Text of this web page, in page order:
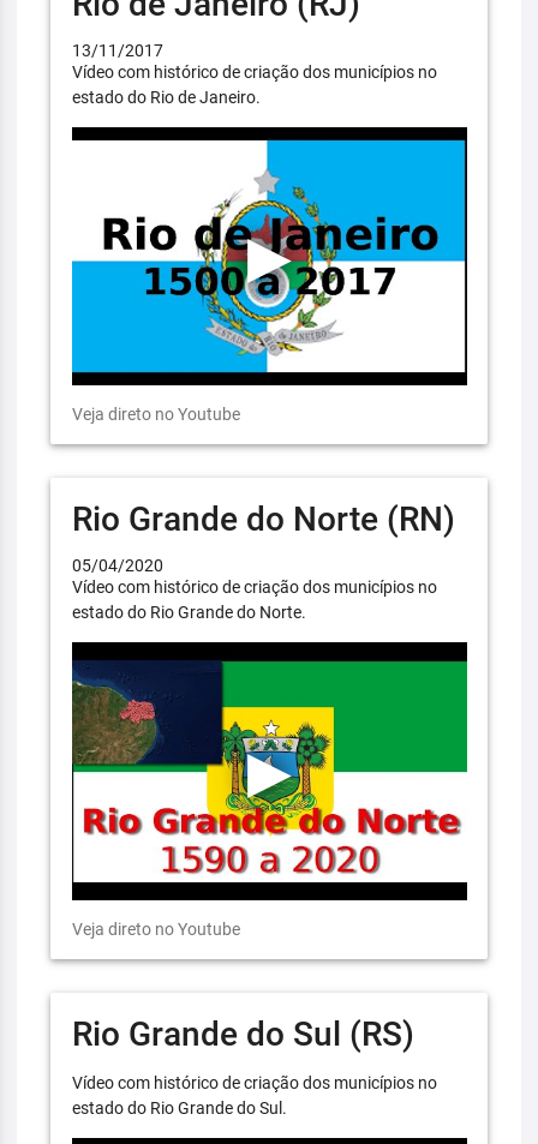
13/11/2017
Vídeo com histórico de criação dos municípios no
estado do Rio de Janeiro.
Veja direto no Youtube
Rio Grande do Norte (RN)
05/04/2020
Vídeo com histórico de criação dos municípios no
estado do Rio Grande do Norte.
Veja direto no Youtube
Rio Grande do Sul (RS)
Vídeo com histórico de criação dos municípios no
estado do Rio Grande do Sul.